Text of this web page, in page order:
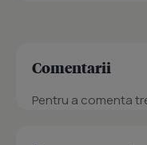
Comentarii
Pentru a comenta